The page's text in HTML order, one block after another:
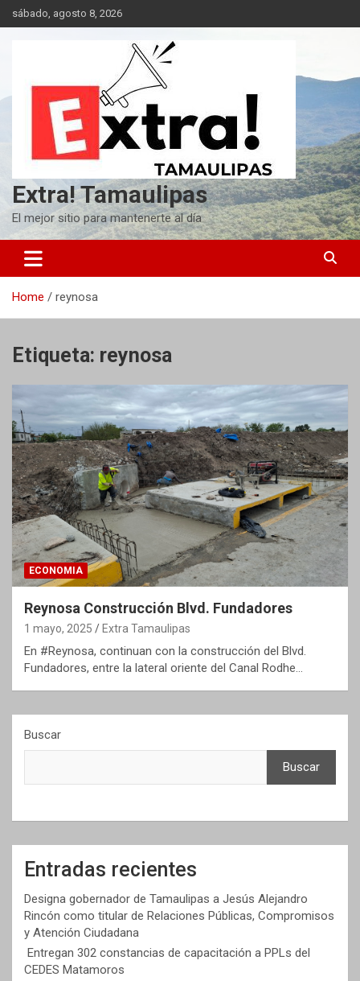
Skip
to
sábado, agosto 8, 2026
Extra! Tamaulipas
El mejor sitio para mantenerte al día
Home reynosa
Etiqueta: reynosa
ECONOMIA
Reynosa Construcción Blvd. Fundadores
1 mayo, 2025 Extra Tamaulipas
En #Reynosa, continuan con la construcción del Blvd.
Fundadores, entre la lateral oriente del Canal Rodhe…
Buscar
Buscar
Entradas recientes
Designa gobernador de Tamaulipas a Jesús Alejandro
Rincón como titular de Relaciones Públicas, Compromisos
y Atención Ciudadana
Entregan 302 constancias de capacitación a PPLs del
CEDES Matamoros